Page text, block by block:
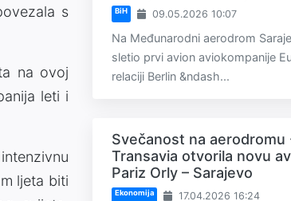
s
na ovoj
leti i
ljeta biti
BiH 09.05.2026 10:07
Na Međunarodni aerodrom
sletio prvi avion aviokompanije
relaciji Berlin &ndash...
Svečanost na aerodromu
Transavia otvorila novu
Pariz Orly – Sarajevo
Ekonomija 17.04.2026 16:24